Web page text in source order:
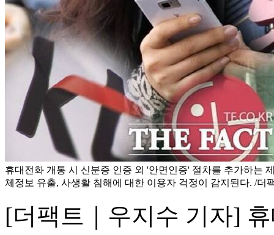
휴대전화 개통 시 신분증 인증 외 '안면인증' 절차를 추가하는
체정보 유출, 사생활 침해에 대한 이용자 걱정이 감지된다. /더
[더팩트｜우지수 기자]